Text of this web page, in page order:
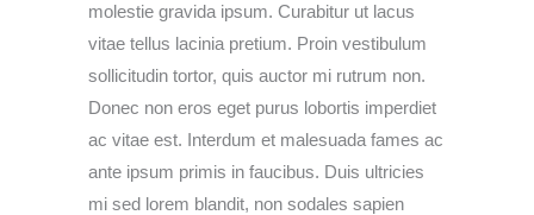
molestie gravida ipsum. Curabitur ut lacus
vitae tellus lacinia pretium. Proin vestibulum
sollicitudin tortor, quis auctor mi rutrum non.
Donec non eros eget purus lobortis imperdiet
ac vitae est. Interdum et malesuada fames ac
ante ipsum primis in faucibus. Duis ultricies
mi sed lorem blandit, non sodales sapien